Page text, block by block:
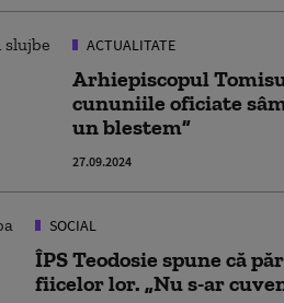
ACTUALITATE
Arhiepiscopul
cununiile oficiate
un blestem”
27.09.2024
SOCIAL
ÎPS Teodosie spune că
fiicelor lor. „Nu s-ar